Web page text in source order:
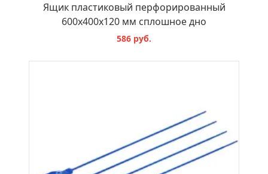
Ящик пластиковый перфорированный
600х400х120 мм сплошное дно
586 руб.